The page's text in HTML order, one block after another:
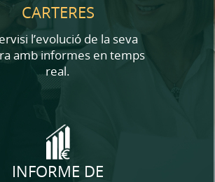
CARTERES
l’evolució de la seva
amb informes en temps
real.
INFORME DE